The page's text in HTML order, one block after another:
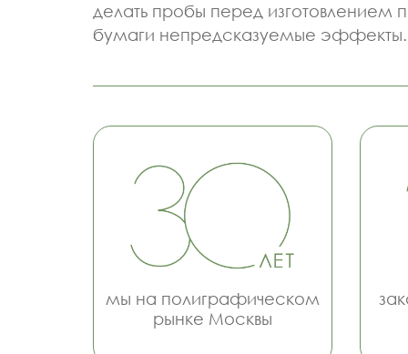
делать пробы перед изготовлением
бумаги непредсказуемые эффекты.
мы на полиграфическом
рынке Москвы